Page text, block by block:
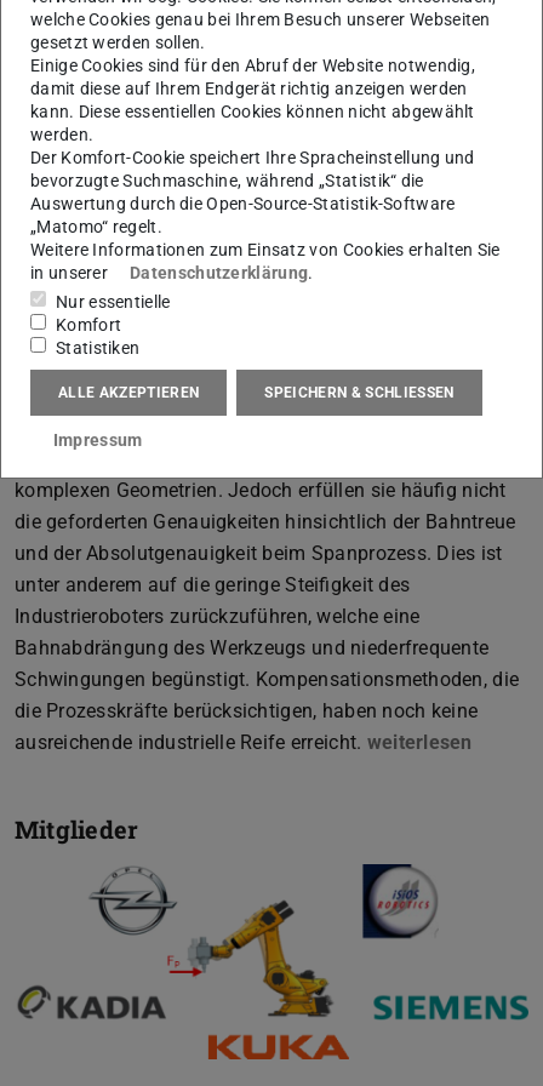
Dabei werden die folgenden Schwerpunkte in Bezug auf
die Bauteilqualität untersucht:
Kompensation der Industrieroboternachgiebigkeiten
Prozessparameter für die spanende Bearbeitung
Entwicklung eine Methode zur Bewertung der
Industrieroboter für die Zerspanung
Zielsetzung
Industrieroboter als Bearbeitungsmaschine bieten durch
geringen Investitionskosten viele Vorteile gegenüber dem
komplexen Geometrien. Jedoch erfüllen sie häufig nicht
die geforderten Genauigkeiten hinsichtlich der Bahntreue
und der Absolutgenauigkeit beim Spanprozess. Dies ist
unter anderem auf die geringe Steifigkeit des
Industrieroboters zurückzuführen, welche eine
Bahnabdrängung des Werkzeugs und niederfrequente
Schwingungen begünstigt. Kompensationsmethoden, die
die Prozesskräfte berücksichtigen, haben noch keine
ausreichende industrielle Reife erreicht. weiterlesen
Mitglieder
welche Cookies genau bei Ihrem Besuch unserer Webseiten
gesetzt werden sollen.
Einige Cookies sind für den Abruf der Website notwendig,
damit diese auf Ihrem Endgerät richtig anzeigen werden
kann. Diese essentiellen Cookies können nicht abgewählt
werden.
Der Komfort-Cookie speichert Ihre Spracheinstellung und
bevorzugte Suchmaschine, während „Statistik“ die
Auswertung durch die Open-Source-Statistik-Software
„Matomo“ regelt.
Weitere Informationen zum Einsatz von Cookies erhalten Sie
in unserer
Datenschutzerklärung.
Nur essentielle
Komfort
Statistiken
ALLE AKZEPTIEREN SPEICHERN & SCHLIESSEN
Impressum